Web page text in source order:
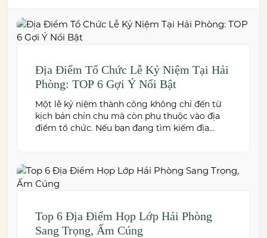
Địa Điểm Tổ Chức Lễ Kỷ Niệm Tại Hải
Phòng: TOP 6 Gợi Ý Nổi Bật
Một lễ kỷ niệm thành công không chỉ đến từ
kịch bản chỉn chu mà còn phụ thuộc vào địa
điểm tổ chức. Nếu bạn đang tìm kiếm địa
ứng nhiều quy mô sự kiện, đừng […]
Top 6 Địa Điểm Họp Lớp Hải Phòng
Sang Trọng, Ấm Cúng